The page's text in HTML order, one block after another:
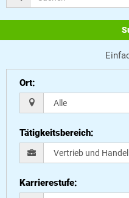
Ort:
Tätigkeitsbereich:
Karrierestufe: